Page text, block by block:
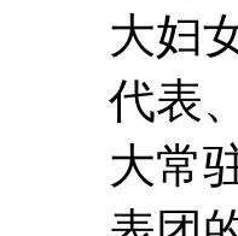
大妇
代表
大常